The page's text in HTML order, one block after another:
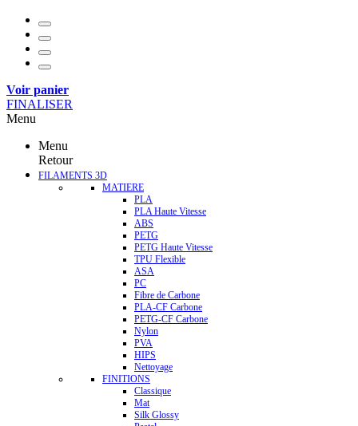
Voir panier
FINALISER
Menu
Menu
Retour
FILAMENTS 3D
MATIERE
PLA
PLA Haute Vitesse
ABS
PETG
PETG Haute Vitesse
TPU Flexible
ASA
PC
Fibre de Carbone
PLA-CF Carbone
PETG-CF Carbone
Nylon
PVA
HIPS
Nettoyage
FINITIONS
Classique
Mat
Silk Glossy